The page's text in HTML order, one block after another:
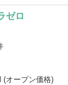
ゼロ
(オープン価格)